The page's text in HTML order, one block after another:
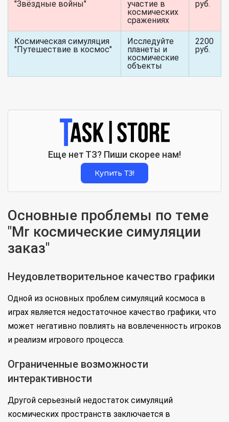
"Звёздные войны"
участие в
космических
сражениях
руб.
Космическая симуляция
"Путешествие в космос"
Исследуйте
планеты и
космические
объекты
2200
руб.
Еще нет ТЗ? Пиши скорее нам!
Купить ТЗ!
Основные проблемы по теме
"Mr космические симуляции
заказ"
Неудовлетворительное качество графики
Одной из основных проблем симуляций космоса в
играх является недостаточное качество графики, что
может негативно повлиять на вовлеченность игроков
и реализм игрового процесса.
Ограниченные возможности
интерактивности
Другой серьезный недостаток симуляций
космических пространств заключается в